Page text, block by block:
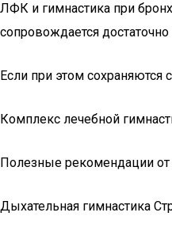
ЛФК и гимнастика при
сопровождается
Если при этом сохраняются
Комплекс лечебной
Полезные рекомендации
Дыхательная гимнастика